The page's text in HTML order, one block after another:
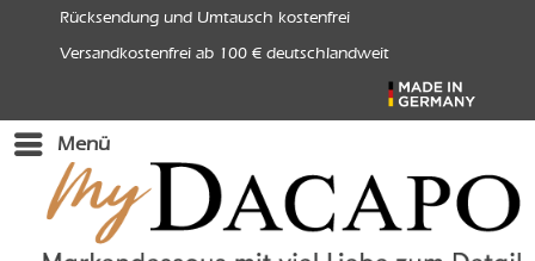
Rücksendung und Umtausch kostenfrei
Versandkostenfrei ab 100 € deutschlandweit
Menü